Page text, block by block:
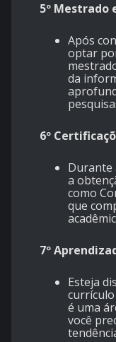
5º Mestrado
Após
optar
da
6º
Durante
a
como
que
7º
Esteja
currículo
é uma
você